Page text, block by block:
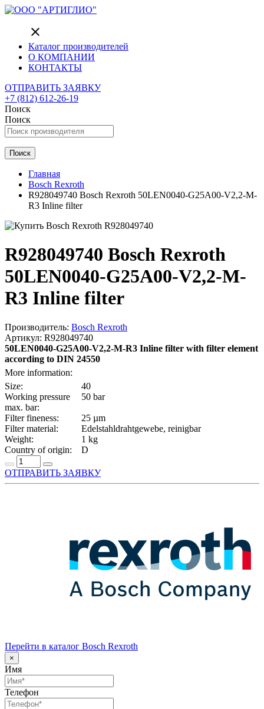
close
Каталог производителей
О КОМПАНИИ
КОНТАКТЫ
ОТПРАВИТЬ ЗАЯВКУ
+7 (812) 612-26-19
Поиск
Поиск
Поиск
Главная
Bosch Rexroth
R928049740 Bosch Rexroth 50LEN0040-G25A00-V2,2-M-
R3 Inline filter
R928049740 Bosch Rexroth
50LEN0040-G25A00-V2,2-M-
R3 Inline filter
Производитель: Bosch Rexroth
Артикул: R928049740
50LEN0040-G25A00-V2,2-M-R3 Inline filter with filter element
according to DIN 24550
More information:
Size:
40
Working pressure
max. bar:
50 bar
Filter fineness:
25 µm
Filter material:
Edelstahldrahtgewebe, reinigbar
Weight:
1 kg
Country of origin:
D
ОТПРАВИТЬ ЗАЯВКУ
Перейти в каталог Bosch Rexroth
×
Имя
Телефон